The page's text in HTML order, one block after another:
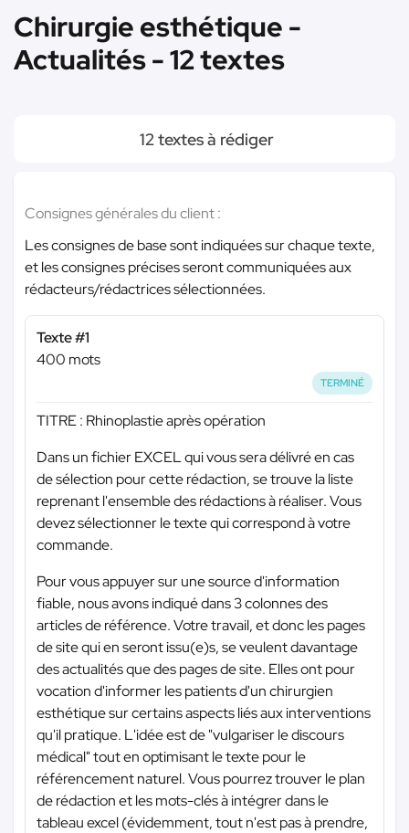
Chirurgie esthétique -
Actualités - 12 textes
12 textes à rédiger
Consignes générales du client :
Les consignes de base sont indiquées sur chaque texte,
et les consignes précises seront communiquées aux
rédacteurs/rédactrices sélectionnées.
Texte #1
400 mots
TERMINÉ
TITRE : Rhinoplastie après opération
Dans un fichier EXCEL qui vous sera délivré en cas
de sélection pour cette rédaction, se trouve la liste
reprenant l'ensemble des rédactions à réaliser. Vous
devez sélectionner le texte qui correspond à votre
commande.
Pour vous appuyer sur une source d'information
fiable, nous avons indiqué dans 3 colonnes des
articles de référence. Votre travail, et donc les pages
de site qui en seront issu(e)s, se veulent davantage
des actualités que des pages de site. Elles ont pour
vocation d'informer les patients d'un chirurgien
esthétique sur certains aspects liés aux interventions
qu'il pratique. L'idée est de "vulgariser le discours
médical" tout en optimisant le texte pour le
référencement naturel. Vous pourrez trouver le plan
de rédaction et les mots-clés à intégrer dans le
tableau excel (évidemment, tout n'est pas à prendre,